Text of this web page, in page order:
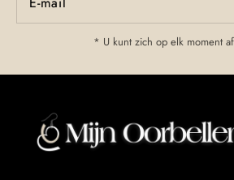
* U kunt zich op elk moment